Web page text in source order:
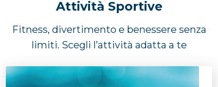
Attività Sportive
Fitness, divertimento e benessere senza
limiti. Scegli l’attività adatta a te